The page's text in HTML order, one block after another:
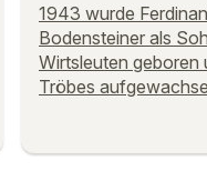
1943 wurde
Bodensteiner als
Wirtsleuten geboren
Tröbes